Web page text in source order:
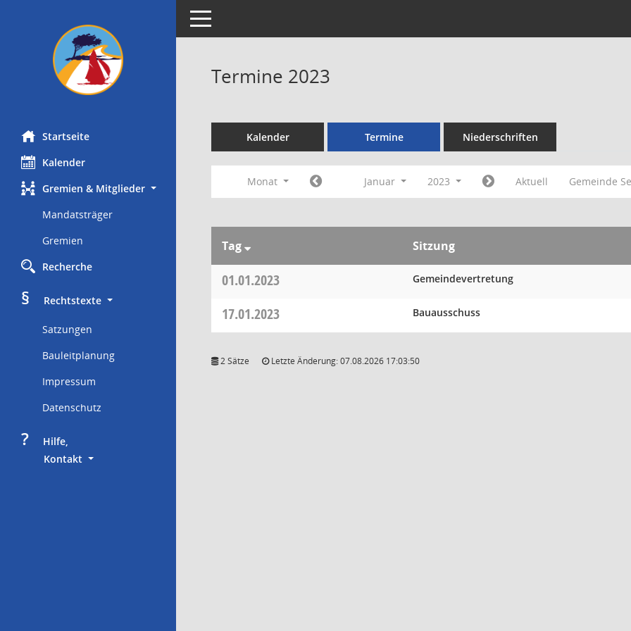
Startseite
Kalender
Gremien & Mitglieder
Mandatsträger
Gremien
Recherche
§
     Rechtstexte
Satzungen
Bauleitplanung
Impressum
Datenschutz
?
     Hilfe,
Kontakt
Toggle navigation
Termine 2023
Kalender Termine Niederschriften
Monat Januar 2023 Aktuell Gemeinde
Tag Sitzung
01.01.2023 Gemeindevertretung
17.01.2023 Bauausschuss
2 Sätze Letzte Änderung: 07.08.2026 17:03:50